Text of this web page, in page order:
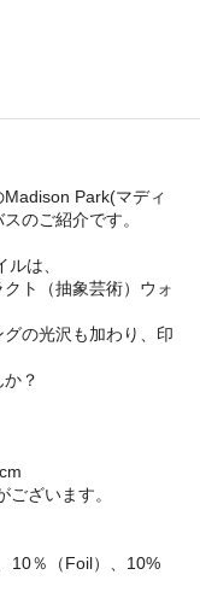
Park(マディ
のご紹介です。
は、
ト（抽象芸術）ウォ
の光沢も加わり、印
？
ざいます。
10％（Foil）、10%